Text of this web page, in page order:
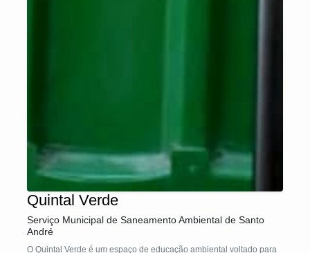
Quintal Verde
Serviço Municipal de Saneamento Ambiental de Santo
André
O Quintal Verde é um espaço de educação ambiental voltado para